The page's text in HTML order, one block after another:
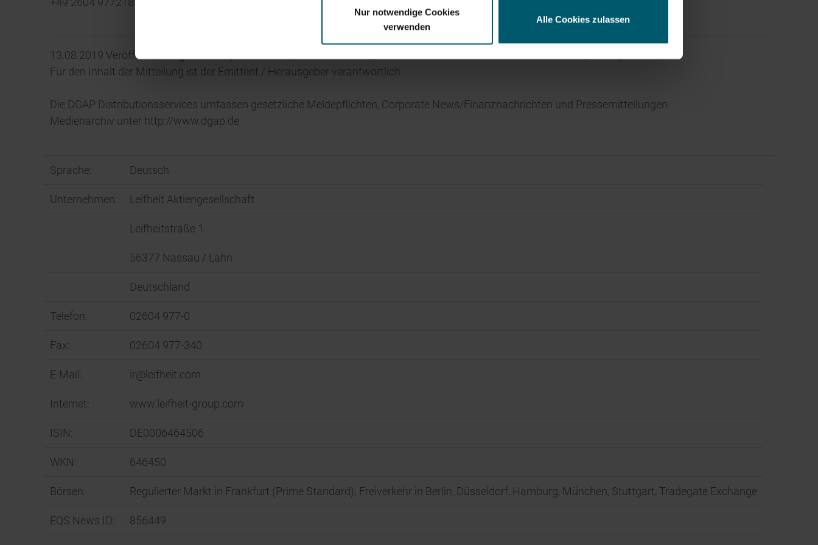
Nur notwendige Cookies
verwenden
Alle Cookies zulassen
13.08.2019 Veröffentlichung einer Corporate News/Finanznachricht, übermittelt durch DGAP – ein Service der EQS Group AG.
Für den Inhalt der Mitteilung ist der Emittent / Herausgeber verantwortlich.
Die DGAP Distributionsservices umfassen gesetzliche Meldepflichten, Corporate News/Finanznachrichten und Pressemitteilungen.
Medienarchiv unter http://www.dgap.de
Sprache: Deutsch
Unternehmen: Leifheit Aktiengesellschaft
Leifheitstraße 1
56377 Nassau / Lahn
Deutschland
Telefon: 02604 977-0
Fax: 02604 977-340
E-Mail: ir@leifheit.com
Internet: www.leifheit-group.com
ISIN: DE0006464506
WKN: 646450
Börsen: Regulierter Markt in Frankfurt (Prime Standard); Freiverkehr in Berlin, Düsseldorf, Hamburg, München, Stuttgart, Tradegate Exchange
EQS News ID: 856449